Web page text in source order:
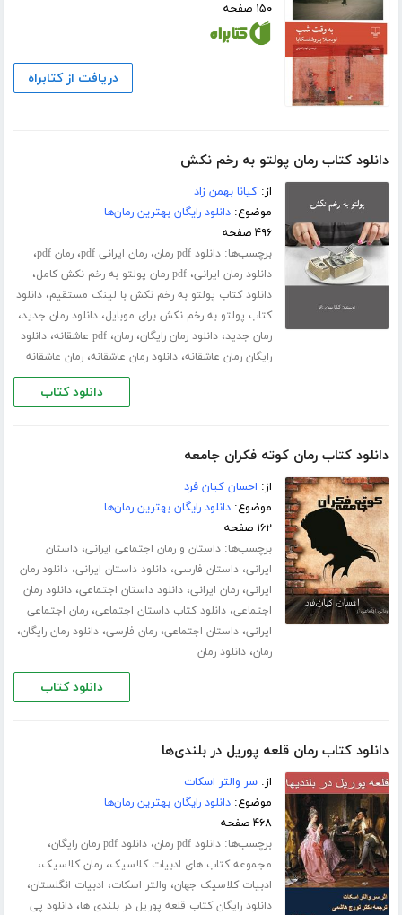
۱۵۰ صفحه
دریافت از کتابراه
دانلود کتاب رمان پولتو به رخم نکش
از:کیانا بهمن زاد
موضوع:دانلود رایگان بهترین رمان‌ها
۴۹۶ صفحه
برچسب‌ها:دانلود pdf رمان ،رمان ایرانی pdf ،رمان pdf ،
دانلود رمان ایرانی،pdf رمان پولتو به رخم نکش کامل ،
دانلود کتاب پولتو به رخم نکش با لینک مستقیم،دانلود
کتاب پولتو به رخم نکش برای موبایل،دانلود رمان جدید،
رمان جدید،دانلود رمان رایگان،رمان،pdf عاشقانه ،دانلود
رایگان رمان عاشقانه،دانلود رمان عاشقانه،رمان عاشقانه
دانلود کتاب
دانلود کتاب رمان کوته فکران جامعه
از: احسان کیان فرد
موضوع:دانلود رایگان بهترین رمان‌ها
۱۶۲ صفحه
برچسب‌ها:داستان و رمان اجتماعی ایرانی،داستان
ایرانی،داستان فارسی،دانلود داستان ایرانی،دانلود رمان
ایرانی،رمان ایرانی،دانلود داستان اجتماعی،دانلود رمان
اجتماعی،دانلود کتاب داستان اجتماعی،رمان اجتماعی
ایرانی،داستان اجتماعی،رمان فارسی،دانلود رمان رایگان،
رمان،دانلود رمان
دانلود کتاب
دانلود کتاب رمان قلعه پوریل در بلندی‌ها
از:سر والتر اسکات
موضوع:دانلود رایگان بهترین رمان‌ها
۴۶۸ صفحه
برچسب‌ها:دانلود pdf رمان ،دانلود pdf رمان رایگان ،
مجموعه کتاب های ادبیات کلاسیک،رمان کلاسیک،
ادبیات کلاسیک جهان، والتر اسکات، ادبیات انگلستان،
دانلود رایگان کتاب قلعه پوریل در بلندی ها،دانلود پی